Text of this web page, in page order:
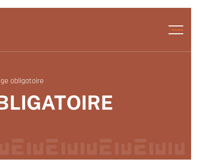
obligatoire